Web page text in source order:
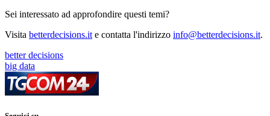
Sei interessato ad approfondire questi temi?
Visita betterdecisions.it e contatta l'indirizzo info@betterdecisions.it.
better decisions
big data